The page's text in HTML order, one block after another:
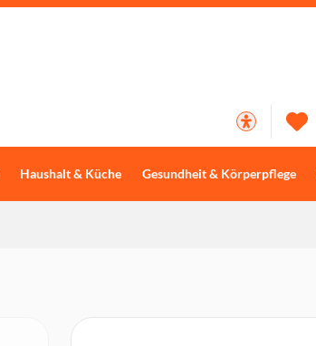
Haushalt & Küche Gesundheit & Körperpflege